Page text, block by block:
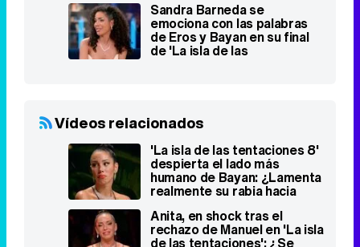
Vídeos relacionados
'La isla de las tentaciones 8'
despierta el lado más
rechazo de Manuel en 'La isla
de las tentaciones': ¿Se
merecía "la patada"?
El PP presenta 'La isla de las
corrupciones' parodiando
las 'Tentaciones' con Pedro
Sánchez y compañía
Sandra Barneda: "Montoya